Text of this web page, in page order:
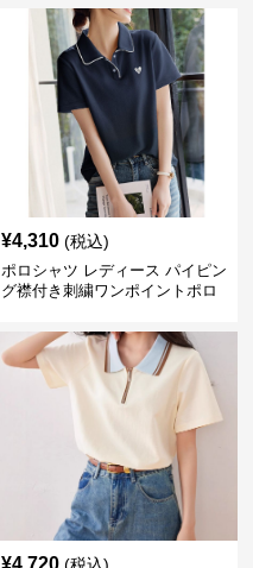
¥4,310 (税込)
ポロシャツ レディース パイピン
グ襟付き刺繍ワンポイントポロ
¥4,720